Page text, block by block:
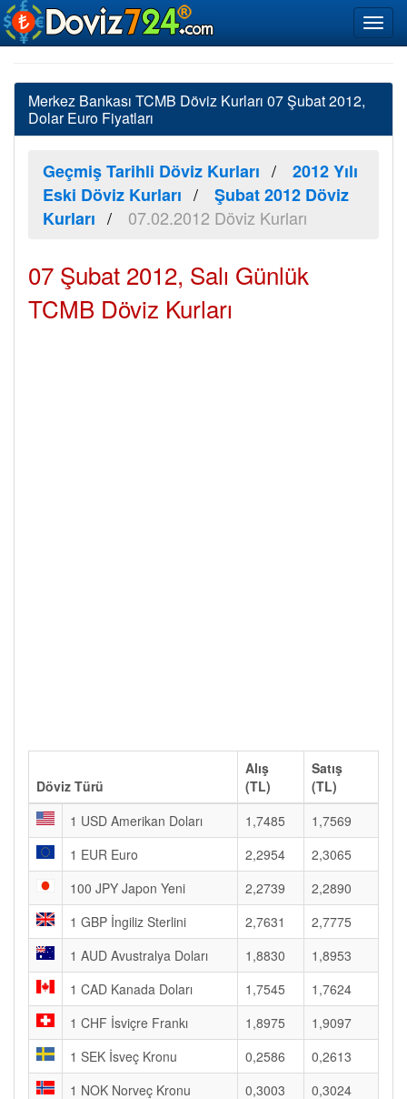
Merkez Bankası TCMB Döviz Kurları 07 Şubat 2012,
Dolar Euro Fiyatları
Geçmiş Tarihli Döviz Kurları
2012 Yılı
Eski Döviz Kurları
Şubat 2012 Döviz
Kurları
07.02.2012 Döviz Kurları
07 Şubat 2012, Salı Günlük
TCMB Döviz Kurları
Döviz Türü
Alış
(TL)
Satış
(TL)
1 USD Amerikan Doları
1,7485
1,7569
1 EUR Euro
2,2954
2,3065
100 JPY Japon Yeni
2,2739
2,2890
1 GBP İngiliz Sterlini
2,7631
2,7775
1 AUD Avustralya Doları
1,8830
1,8953
1 CAD Kanada Doları
1,7545
1,7624
1 CHF İsviçre Frankı
1,8975
1,9097
1 SEK İsveç Kronu
0,2586
0,2613
1 NOK Norveç Kronu
0,3003
0,3024